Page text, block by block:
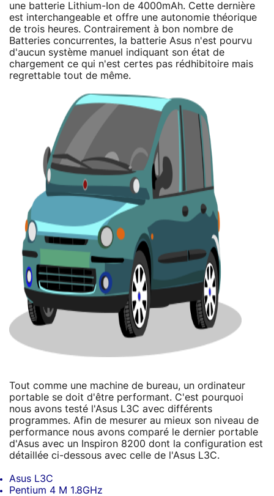
une batterie Lithium-Ion de 4000mAh. Cette dernière
est interchangeable et offre une autonomie théorique
de trois heures. Contrairement à bon nombre de
Batteries concurrentes, la batterie Asus n'est pourvu
d'aucun système manuel indiquant son état de
chargement ce qui n'est certes pas rédhibitoire mais
regrettable tout de même.
Tout comme une machine de bureau, un ordinateur
portable se doit d'être performant. C'est pourquoi
nous avons testé l'Asus L3C avec différents
programmes. Afin de mesurer au mieux son niveau de
performance nous avons comparé le dernier portable
d'Asus avec un Inspiron 8200 dont la configuration est
détaillée ci-dessous avec celle de l'Asus L3C.
Asus L3C
Pentium 4 M 1.8GHz